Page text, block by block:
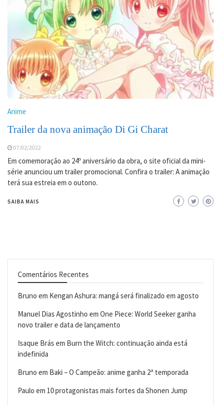
Anime
Trailer da nova animação Di Gi Charat
07/02/2022
Em comemoração ao 24º aniversário da obra, o site oficial da mini-
série anunciou um trailer promocional. Confira o trailer: A animação
terá sua estreia em o outono.
SAIBA MAIS
Comentários Recentes
Bruno em Kengan Ashura: mangá será finalizado em agosto
Manuel Dias Agostinho em One Piece: World Seeker ganha
novo trailer e data de lançamento
Isaque Brás em Burn the Witch: continuação ainda está
indefinida
Bruno em Baki – O Campeão: anime ganha 2ª temporada
Paulo em 10 protagonistas mais fortes da Shonen Jump